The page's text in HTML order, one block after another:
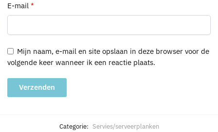
E-mail *
Mijn naam, e-mail en site opslaan in deze browser voor de
volgende keer wanneer ik een reactie plaats.
Categorie: Servies/serveerplanken